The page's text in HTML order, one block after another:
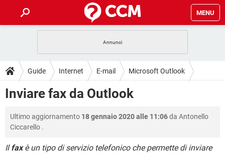
MENU
INTRATTENIMENTO ANDROID
iOS WINDOWS 10
TIKTOK
GUIDE
COVID-19 GAMING
INTRATTENIMENTO ANDROID
iOS WINDOWS 10
TIKTOK FACEBOOK
DOWNLOAD
INTRATTENIMENTO
FORUM
INTRATTENIMENTO ANDROID
Guide Internet E-mail Microsoft Outlook
Inviare fax da Outlook
Ultimo aggiornamento 18 gennaio 2020 alle 11:06da Antonello
Ciccarello .
Ilfaxè un tipo di servizio telefonico che permette di inviare